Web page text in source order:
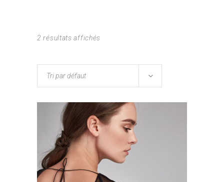
2 résultats affichés
Tri par défaut